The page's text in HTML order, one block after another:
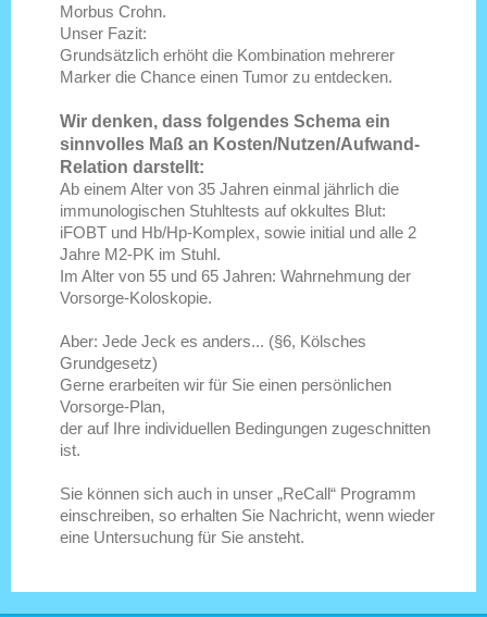
Morbus Crohn.
Unser Fazit:
Grundsätzlich erhöht die Kombination mehrerer
Marker die Chance einen Tumor zu entdecken.
Wir denken, dass folgendes Schema ein
sinnvolles Maß an Kosten/Nutzen/Aufwand-
Relation darstellt:
Ab einem Alter von 35 Jahren einmal jährlich die
immunologischen Stuhltests auf okkultes Blut:
iFOBT und Hb/Hp-Komplex, sowie initial und alle 2
Jahre M2-PK im Stuhl.
Im Alter von 55 und 65 Jahren: Wahrnehmung der
Vorsorge-Koloskopie.
Aber: Jede Jeck es anders... (§6, Kölsches
Grundgesetz)
Gerne erarbeiten wir für Sie einen persönlichen
Vorsorge-Plan,
der auf Ihre individuellen Bedingungen zugeschnitten
ist.
Sie können sich auch in unser „ReCall“ Programm
einschreiben, so erhalten Sie Nachricht, wenn wieder
eine Untersuchung für Sie ansteht.